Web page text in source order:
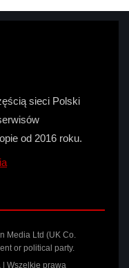
sieci Polski
od 2016 roku.
Media Ltd (UK Co.
or political party.
Wszelkie prawa